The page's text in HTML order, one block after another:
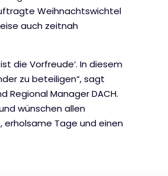
Weihnachtswichtel
auch zeitnah
die Vorfreude‘. In diesem
zu beteiligen“, sagt
Regional Manager DACH.
wünschen allen
erholsame Tage und einen